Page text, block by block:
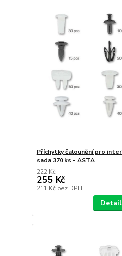
Příchytky čalounění pro
sada 370 ks - ASTA
222 Kč
255 Kč
211 Kč bez DPH
Detail